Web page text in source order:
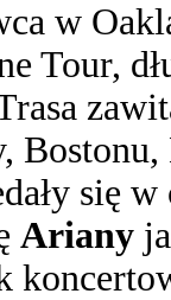
w
Tour,
się
Ariany